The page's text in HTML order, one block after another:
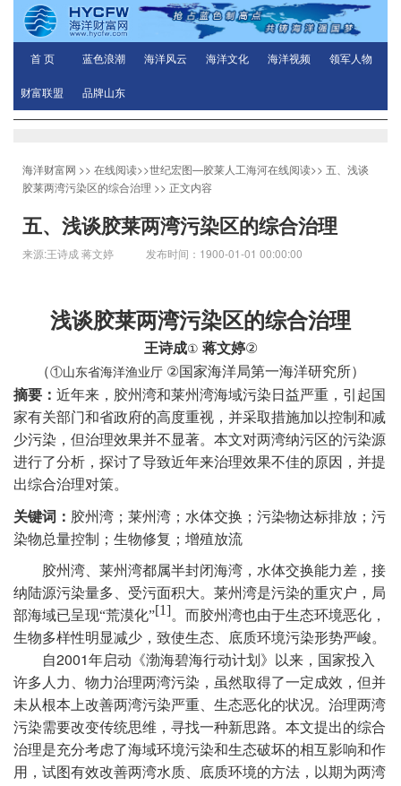
首 页 蓝色浪潮 海洋风云 海洋文化 海洋视频 领军人物
财富联盟 品牌山东
海洋财富网 >> 在线阅读>>世纪宏图—胶莱人工海河在线阅读>> 五、浅谈
胶莱两湾污染区的综合治理 >> 正文内容
五、浅谈胶莱两湾污染区的综合治理
来源:王诗成 蒋文婷 发布时间：1900-01-01 00:00:00
浅谈胶莱两湾污染区的综合治理
王诗成① 蒋文婷②
（①山东省海洋渔业厅 ②国家海洋局第一海洋研究所）
摘要： 近年来，胶州湾和莱州湾海域污染日益严重，引起国
家有关部门和省政府的高度重视，并采取措施加以控制和减
少污染，但治理效果并不显著。本文对两湾纳污区的污染源
进行了分析，探讨了导致近年来治理效果不佳的原因，并提
出综合治理对策。
关键词： 胶州湾；莱州湾；水体交换；污染物达标排放；污
染物总量控制；生物修复；增殖放流
胶州湾、莱州湾都属半封闭海湾，水体交换能力差，接
纳陆源污染量多、受污面积大。莱州湾是污染的重灾户，局
部海域已呈现“荒漠化”[1]。而胶州湾也由于生态环境恶化，
生物多样性明显减少，致使生态、底质环境污染形势严峻。
自2001年启动《渤海碧海行动计划》以来，国家投入
许多人力、物力治理两湾污染，虽然取得了一定成效，但并
未从根本上改善两湾污染严重、生态恶化的状况。治理两湾
污染需要改变传统思维，寻找一种新思路。本文提出的综合
治理是充分考虑了海域环境污染和生态破坏的相互影响和作
用，试图有效改善两湾水质、底质环境的方法，以期为两湾